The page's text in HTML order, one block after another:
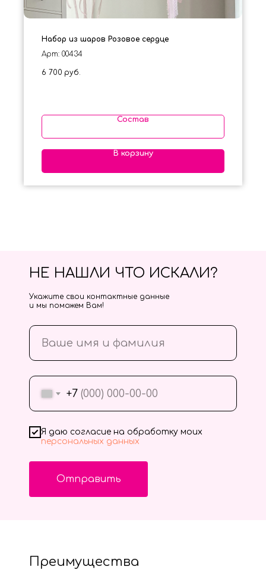
Набор из шаров Розовое сердце
Арт: 00434
6 700 руб.
Состав
В корзину
+7
Я даю согласие на обработку моих
персональных данных
Отправить
НЕ НАШЛИ ЧТО ИСКАЛИ?
Укажите свои контактные данные
и мы поможем Вам!
Преимущества